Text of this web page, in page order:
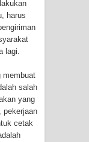
with
Sawah
harus
lagi.
membuat
salah
yang
pekerjaan
cetak